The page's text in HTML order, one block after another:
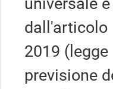
dall'articolo
2019
previsione